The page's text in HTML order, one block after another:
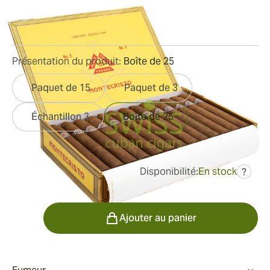
Longueur:
Commentaires
était 431,67 €
Disponibilité:En stock ?
Présentation du produit: Boîte de 25
Paquet de 15 Paquet de 3
Échantillon 3 Boîte de 25
Ajouter au panier